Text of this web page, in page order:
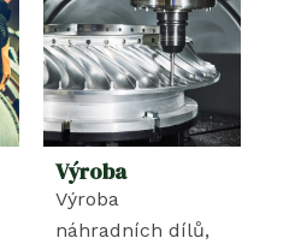
Výroba
Výroba
náhradních dílů,